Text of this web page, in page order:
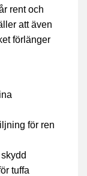
rent och
att även
förlänger
för ren
tuffa